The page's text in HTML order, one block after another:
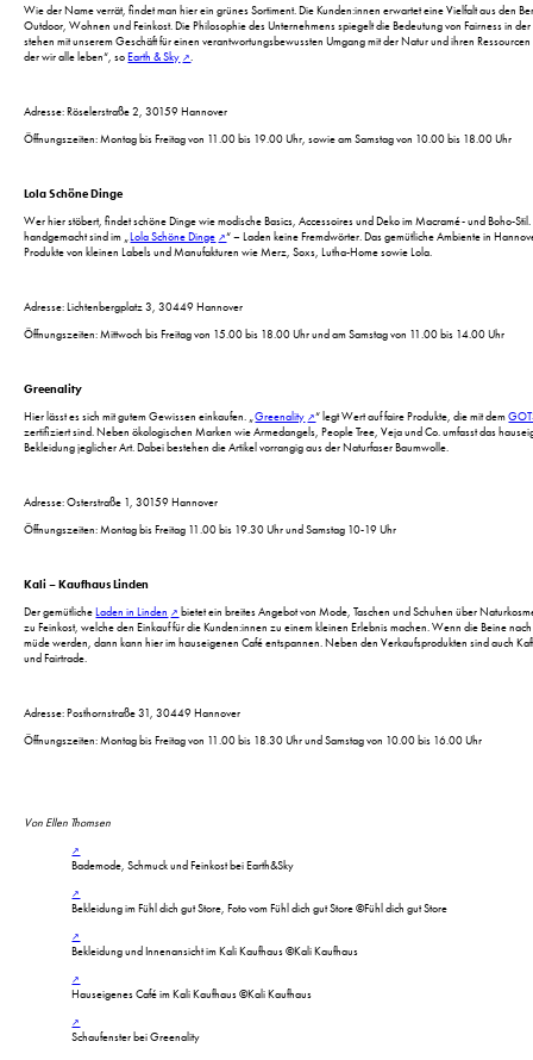
Wie der Name verrät, findet man hier ein grünes Sortiment. Die Kunden:innen erwartet eine Vielfalt aus den
Outdoor, Wohnen und Feinkost. Die Philosophie des Unternehmens spiegelt die Bedeutung von Fairness in
stehen mit unserem Geschäft für einen verantwortungsbewussten Umgang mit der Natur und ihren
der wir alle leben“, soEarth & Sky .
Adresse: Röselerstraße 2, 30159 Hannover
Öffnungszeiten: Montag bis Freitag von 11.00 bis 19.00 Uhr, sowie am Samstag von 10.00 bis 18.00 Uhr
Lola Schöne Dinge
Wer hier stöbert, findet schöne Dinge wie modische Basics, Accessoires und Deko im Macramé- und Boho-
handgemacht sind im „Lola Schöne Dinge
“ – Laden keine Fremdwörter. Das gemütliche Ambiente in
Produkte von kleinen Labels und Manufakturen wie Merz, Soxs, Lutha-Home sowie Lola.
Adresse: Lichtenbergplatz 3, 30449 Hannover
Öffnungszeiten: Mittwoch bis Freitag von 15.00 bis 18.00 Uhr und am Samstag von 11.00 bis 14.00 Uhr
Greenality
Hier lässt es sich mit gutem Gewissen einkaufen. „Greenality “ legt Wert auf faire Produkte, die mit dem
zertifiziert sind. Neben ökologischen Marken wie Armedangels, People Tree, Veja und Co. umfasst das
Bekleidung jeglicher Art. Dabei bestehen die Artikel vorrangig aus der Naturfaser Baumwolle.
Adresse: Osterstraße 1, 30159 Hannover
Öffnungszeiten: Montag bis Freitag 11.00 bis 19.30 Uhr und Samstag 10-19 Uhr
Kali – Kaufhaus Linden
Der gemütlicheLaden in Linden
bietet ein breites Angebot von Mode, Taschen und Schuhen über
zu Feinkost, welche den Einkauf für die Kunden:innen zu einem kleinen Erlebnis machen. Wenn die Beine
müde werden, dann kann hier im hauseigenen Café entspannen. Neben den Verkaufsprodukten sind auch
und Fairtrade.
Adresse: Posthornstraße 31, 30449 Hannover
Öffnungszeiten: Montag bis Freitag von 11.00 bis 18.30 Uhr und Samstag von 10.00 bis 16.00 Uhr
Von Ellen Thomsen
Bademode, Schmuck und Feinkost bei Earth&Sky
Bekleidung im Fühl dich gut Store, Foto vom Fühl dich gut Store ©Fühl dich gut Store
Bekleidung und Innenansicht im Kali Kaufhaus ©Kali Kaufhaus
Hauseigenes Café im Kali Kaufhaus ©Kali Kaufhaus
Schaufenster bei Greenality